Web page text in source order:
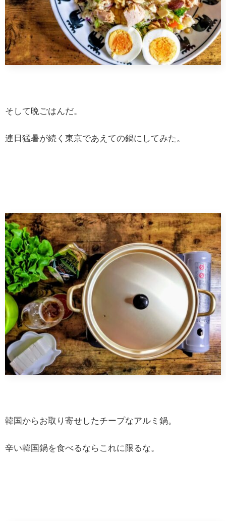
そして晩ごはんだ。
連日猛暑が続く東京であえての鍋にしてみた。
韓国からお取り寄せしたチープなアルミ鍋。
辛い韓国鍋を食べるならこれに限るな。